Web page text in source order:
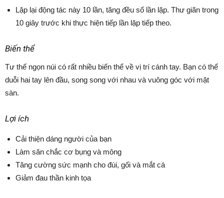
Lặp lại động tác này 10 lần, tăng đều số lần lặp. Thư giãn trong
10 giây trước khi thực hiện tiếp lần lặp tiếp theo.
Biến thể
Tư thế ngọn núi có rất nhiều biến thể về vị trí cánh tay. Bạn có thể
duỗi hai tay lên đầu, song song với nhau và vuông góc với mặt
sàn.
Lợi ích
Cải thiện dáng người của bạn
Làm săn chắc cơ bụng và mông
Tăng cường sức mạnh cho đùi, gối và mắt cá
Giảm đau thần kinh tọa